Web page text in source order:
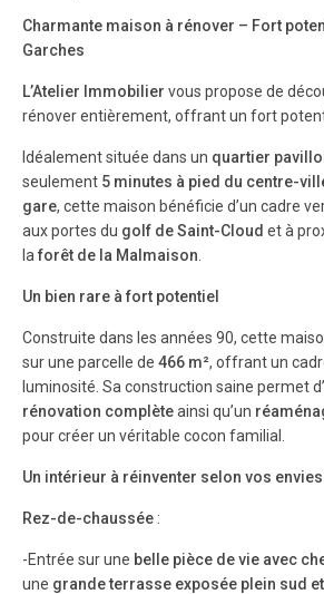
Charmante maison à rénover – Fort
Garches
L’Atelier Immobilier vous propose de
rénover entièrement, offrant un fort
Idéalement située dans un quartier
seulement 5 minutes à pied du centre-
gare, cette maison bénéficie d’un cadre
aux portes du golf de Saint-Cloud et à
laforêt de la Malmaison
Un bien rare à fort potentiel
Construite dans les années 90, cette
sur une parcelle de466 m², offrant un
luminosité. Sa construction saine permet
rénovation complèteainsi qu’un
pour créer un véritable cocon familial.
Un intérieur à réinventer selon vos envies
Rez-de-chaussée :
-Entrée sur une belle pièce de vie avec
une grande terrasse exposée plein sud